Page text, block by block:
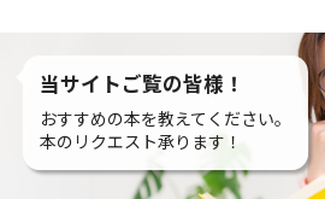
当サイトご覧の皆様！
おすすめの本を教えてください。
本のリクエスト承ります！